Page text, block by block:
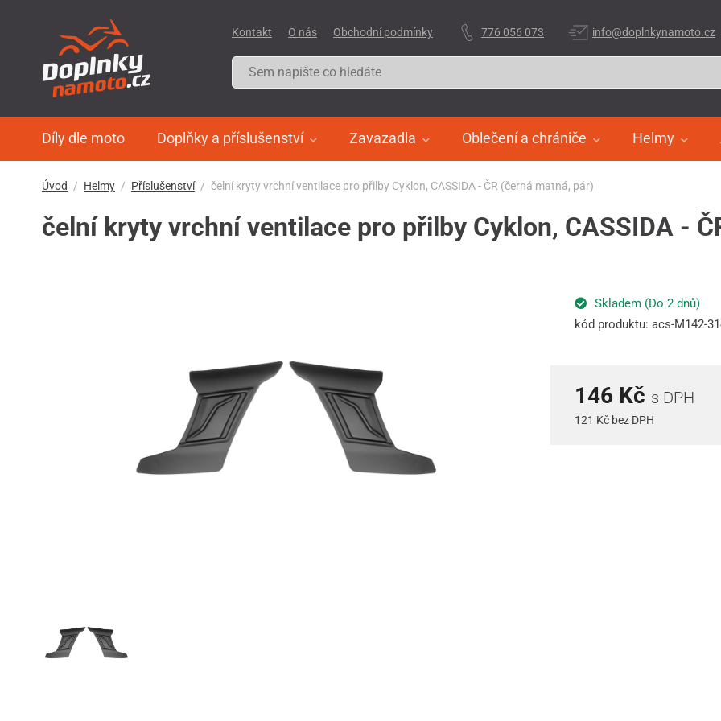
Díly dle moto Doplňky a příslušenství Zavazadla Oblečení a chrániče Helmy
Kontakt O nás Obchodní podmínky 776 056 073 info@doplnkynamoto.cz
Úvod Helmy Příslušenství čelní kryty vrchní ventilace pro přilby Cyklon, CASSIDA - ČR (černá matná, pár)
čelní kryty vrchní ventilace pro přilby Cyklon, CASSIDA -
Skladem (Do 2 dnů)
kód produktu: acs-M142-
146 Kč s DPH
121 Kč bez DPH